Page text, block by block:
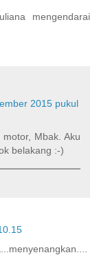
mengendarai
2015 pukul
Mbak. Aku
belakang :-)